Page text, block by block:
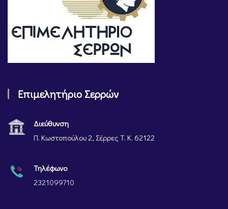
Επιμελητήριο Σερρών
Διεύθυνση
Π. Κωστοπούλου 2, Σέρρες Τ. Κ. 62122
Τηλέφωνο
2321099710